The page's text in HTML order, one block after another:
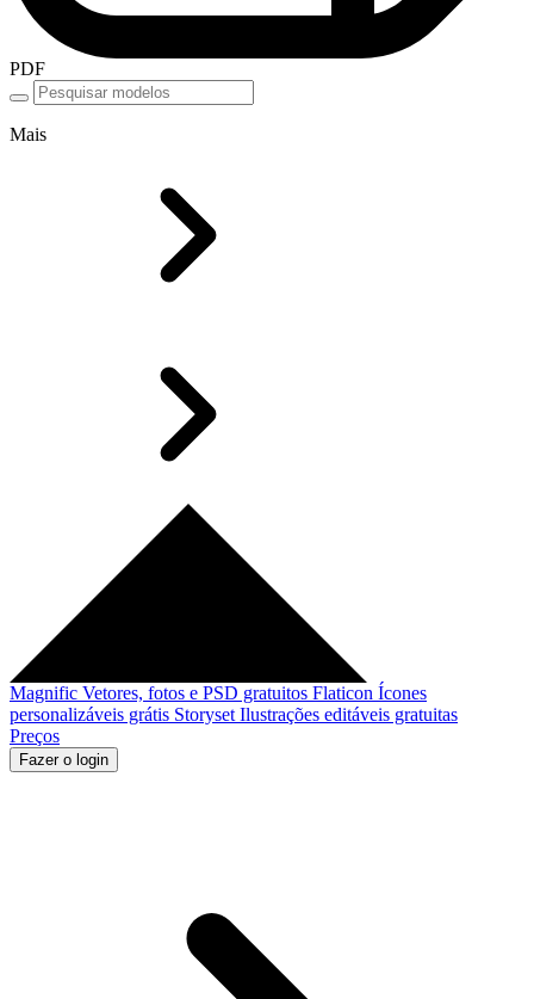
PDF
Mais
Magnific Vetores, fotos e PSD gratuitos Flaticon Ícones
personalizáveis grátis Storyset Ilustrações editáveis gratuitas
Preços
Fazer o login